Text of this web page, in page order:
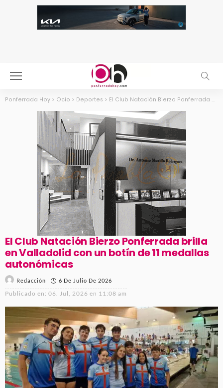
Ponferrada Hoy > Ocio > Deportes > El Club Natación Bierzo Ponferrada brilla en Valladolid con un botín de 11 medallas autonómicas
El Club Natación Bierzo Ponferrada brilla
en Valladolid con un botín de 11 medallas
autonómicas
Redacción 6 De Julio De 2026
Publicado en: 06. Jul, 2026 en 11:08 am